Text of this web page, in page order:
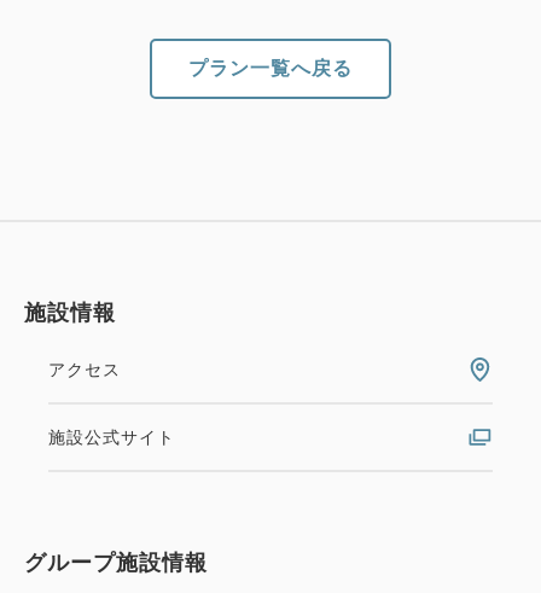
プラン一覧へ戻る
施設情報
アクセス
施設公式サイト
グループ施設情報